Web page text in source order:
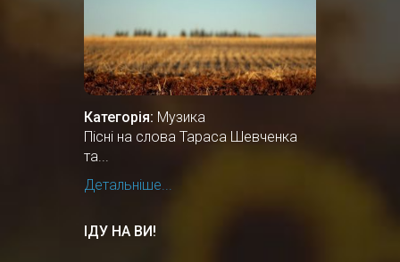
Категорія: Музика
Пісні на слова Тараса Шевченка
та...
Детальніше...
ІДУ НА ВИ!